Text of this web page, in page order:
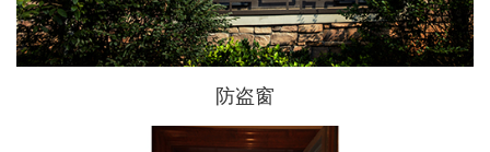
防盗窗